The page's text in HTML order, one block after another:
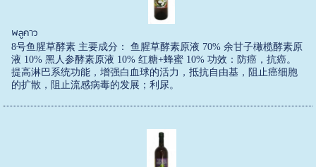
พลูคาว
8号鱼腥草酵素 主要成分： 鱼腥草酵素原液 70% 余甘子橄榄酵素原
液 10% 黑人参酵素原液 10% 红糖+蜂蜜 10% 功效：防癌，抗癌。
提高淋巴系统功能，增强白血球的活力，抵抗自由基，阻止癌细胞
的扩散，阻止流感病毒的发展；利尿。